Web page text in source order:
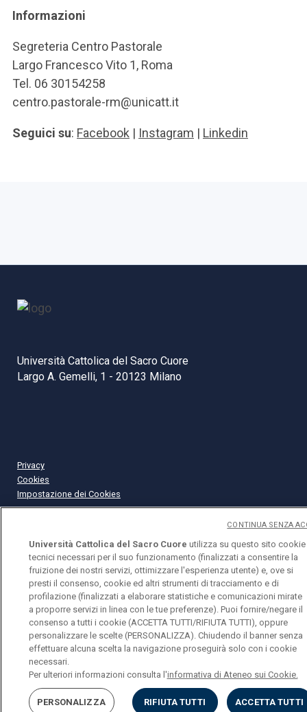
Informazioni
Segreteria Centro Pastorale
Largo Francesco Vito 1, Roma
Tel. 06 30154258
centro.pastorale-rm@unicatt.it
Seguici su: Facebook | Instagram | Linkedin
Università Cattolica del Sacro Cuore
Largo A. Gemelli, 1 - 20123 Milano
Privacy
Cookies
Impostazione dei Cookies
Università Cattolica del Sacro Cuore utilizza su questo sito cookie
tecnici necessari per il suo funzionamento (finalizzati a consentire la
fruizione dei nostri servizi, ottimizzare l'esperienza utente) e, ove si
presti il consenso, cookie ed altri strumenti di tracciamento e di
profilazione (finalizzati a elaborare statistiche e comunicazioni mirate
a proporre servizi in linea con le tue preferenze). Puoi fornire/negare il
consenso a tutti i cookie (ACCETTA TUTTI/RIFIUTA TUTTI), oppure
personalizzare le scelte (PERSONALIZZA). Chiudendo il banner senza
effettuare alcuna scelta la navigazione proseguirà solo con i cookie
necessari.
Per ulteriori informazioni consulta l'informativa di Ateneo sui Cookie.
ACCETTA TUTTI
RIFIUTA TUTTI
PERSONALIZZA
CONTINUA SENZA